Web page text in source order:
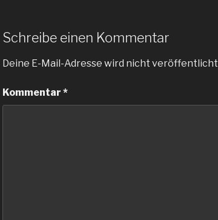
Schreibe einen Kommentar
Deine E-Mail-Adresse wird nicht
Kommentar *